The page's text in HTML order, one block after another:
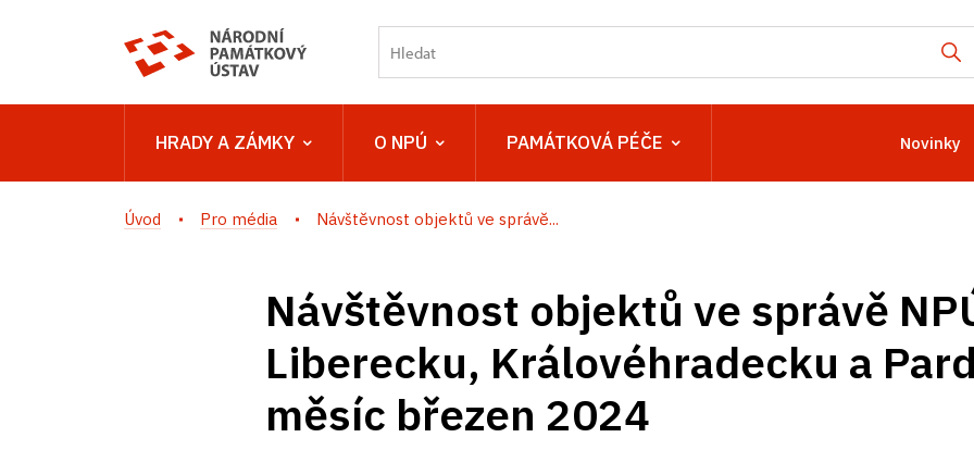
HRADY A ZÁMKY O NPÚ PAMÁTKOVÁ PÉČE Novinky
Úvod Pro média Návštěvnost objektů ve správě...
Návštěvnost objektů ve správě
Liberecku, Královéhradecku a
měsíc březen 2024